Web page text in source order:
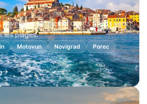
oliveraies, criques et courts trajets vers
les plages.
Motovun Novigrad
Porec